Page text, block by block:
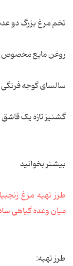
تخم مرغ بزرگ دو
روغن مایع مخصوص
سالسای گوجه
گشنیز تازه یک
بیشتر بخوانید
طرز تهیه مرغ
میان وعده گیاهی
طرز تهیه: